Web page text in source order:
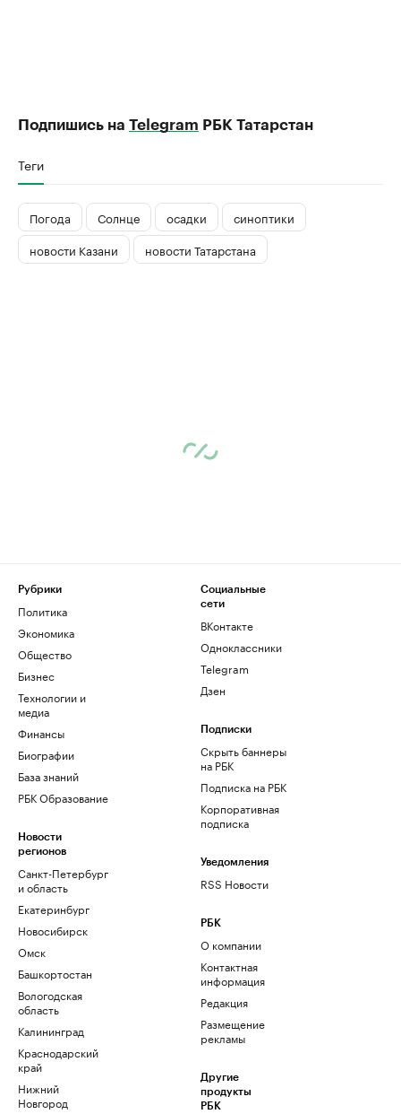
Подпишись на Telegram РБК Татарстан
Теги
Погода Солнце осадки
синоптики
новости Казани
новости Татарстана
Рубрики
Политика
Экономика
Общество
Бизнес
Технологии и
медиа
Финансы
Биографии
База знаний
РБК Образование
Новости
регионов
Санкт-Петербург
и область
Екатеринбург
Новосибирск
Омск
Башкортостан
Вологодская
область
Калининград
Краснодарский
край
Нижний
Новгород
Социальные
сети
ВКонтакте
Одноклассники
Telegram
Дзен
Подписки
Скрыть баннеры
на РБК
Подписка на РБК
Корпоративная
подписка
Уведомления
RSS Новости
РБК
О компании
Контактная
информация
Редакция
Размещение
рекламы
Другие
продукты
РБК